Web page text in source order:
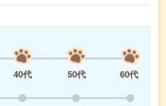
40代 50代
60代